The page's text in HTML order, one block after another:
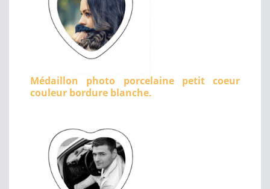
Médaillon photo porcelaine petit coeur
couleur bordure blanche.